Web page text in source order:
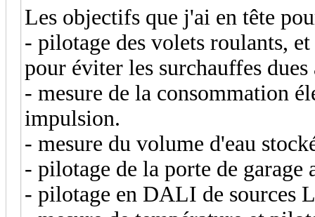
Les objectifs que j'ai en tête
- pilotage des volets roulants,
pour éviter les surchauffes
- mesure de la consommation
impulsion.
- mesure du volume d'eau
- pilotage de la porte de garage
- pilotage en DALI de sources